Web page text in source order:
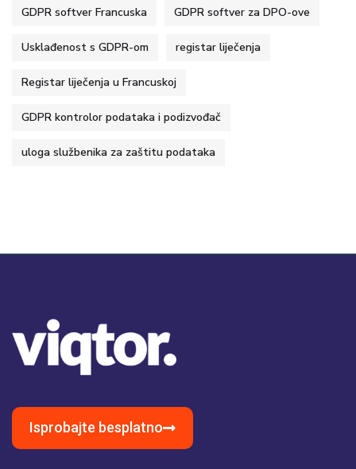
GDPR softver Francuska GDPR softver za DPO-ove
Usklađenost s GDPR-om registar liječenja
Registar liječenja u Francuskoj
GDPR kontrolor podataka i podizvođač
uloga službenika za zaštitu podataka
Isprobajte besplatno